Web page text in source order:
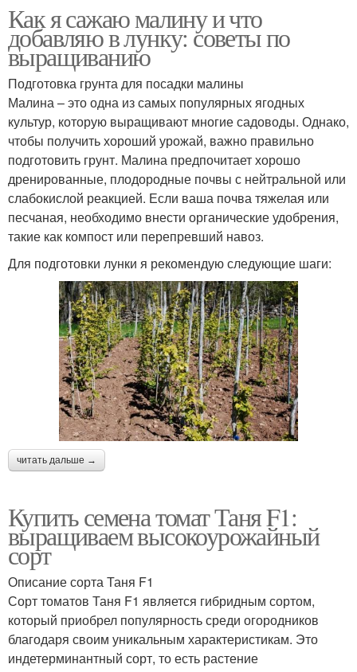
Как я сажаю малину и что
добавляю в лунку: советы по
выращиванию
Подготовка грунта для посадки малины
Малина – это одна из самых популярных ягодных
культур, которую выращивают многие садоводы. Однако,
чтобы получить хороший урожай, важно правильно
подготовить грунт. Малина предпочитает хорошо
дренированные, плодородные почвы с нейтральной или
слабокислой реакцией. Если ваша почва тяжелая или
песчаная, необходимо внести органические удобрения,
такие как компост или перепревший навоз.
Для подготовки лунки я рекомендую следующие шаги:
читать дальше →
Купить семена томат Таня F1:
выращиваем высокоурожайный
сорт
Описание сорта Таня F1
Сорт томатов Таня F1 является гибридным сортом,
который приобрел популярность среди огородников
благодаря своим уникальным характеристикам. Это
индетерминантный сорт, то есть растение